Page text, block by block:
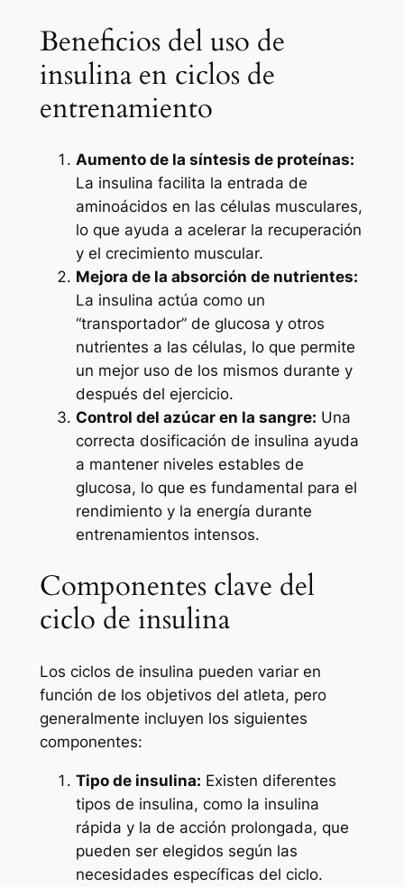
Beneficios del uso de
insulina en ciclos de
entrenamiento
Aumento de la síntesis de proteínas:
La insulina facilita la entrada de
aminoácidos en las células musculares,
lo que ayuda a acelerar la recuperación
y el crecimiento muscular.
Mejora de la absorción de nutrientes:
La insulina actúa como un
“transportador” de glucosa y otros
nutrientes a las células, lo que permite
un mejor uso de los mismos durante y
después del ejercicio.
Control del azúcar en la sangre: Una
correcta dosificación de insulina ayuda
a mantener niveles estables de
glucosa, lo que es fundamental para el
rendimiento y la energía durante
entrenamientos intensos.
Componentes clave del
ciclo de insulina
Los ciclos de insulina pueden variar en
función de los objetivos del atleta, pero
generalmente incluyen los siguientes
componentes:
Tipo de insulina: Existen diferentes
tipos de insulina, como la insulina
rápida y la de acción prolongada, que
pueden ser elegidos según las
necesidades específicas del ciclo.